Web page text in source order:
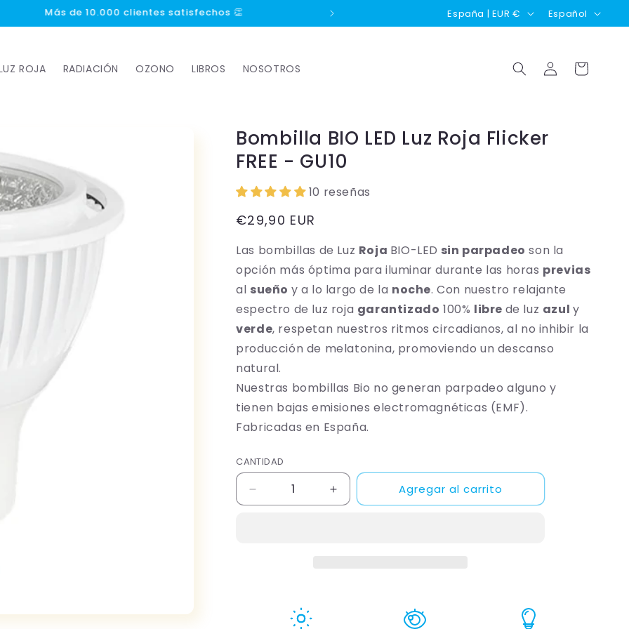
Más de 1000 reseñas 5 estrellas ⭐⭐⭐⭐⭐ Disponible envío Contra Reembolso 💶
P
a
e
España | EUR €
d
o
Español
ROJA RADIACIÓN OZONO LIBROS NOSOTROS
Iniciar
sesión
Carrito
Bombilla BIO LED Luz Roja Flicker
FREE - GU10
10 reseñas
Precio
€29,90 EUR
Las bombillas de Luz Roja BIO-LED sin parpadeo son la
opción más óptima para iluminar durante las horas previas
al sueño y a lo largo de la noche. Con nuestro relajante
espectro de luz roja garantizado 100% libre de luz azul y
verde, respetan nuestros ritmos circadianos, al no inhibir la
producción de melatonina, promoviendo un descanso
natural.
Nuestras bombillas Bio no generan parpadeo alguno y
tienen bajas emisiones electromagnéticas (EMF).
Fabricadas en España.
CANTIDAD
Reducir
cantidad
Aumentar
cantidad
Agregar al carrito